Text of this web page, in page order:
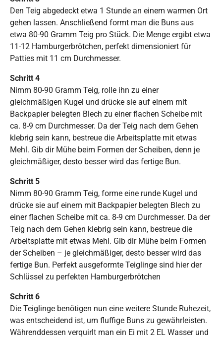
Den Teig abgedeckt etwa 1 Stunde an einem warmen Ort
gehen lassen. Anschließend formt man die Buns aus
etwa 80-90 Gramm Teig pro Stück. Die Menge ergibt etwa
11-12 Hamburgerbrötchen, perfekt dimensioniert für
Patties mit 11 cm Durchmesser.
Schritt 4
Nimm 80-90 Gramm Teig, rolle ihn zu einer
gleichmäßigen Kugel und drücke sie auf einem mit
Backpapier belegten Blech zu einer flachen Scheibe mit
ca. 8-9 cm Durchmesser. Da der Teig nach dem Gehen
klebrig sein kann, bestreue die Arbeitsplatte mit etwas
Mehl. Gib dir Mühe beim Formen der Scheiben, denn je
gleichmäßiger, desto besser wird das fertige Bun.
Schritt 5
Nimm 80-90 Gramm Teig, forme eine runde Kugel und
drücke sie auf einem mit Backpapier belegten Blech zu
einer flachen Scheibe mit ca. 8-9 cm Durchmesser. Da der
Teig nach dem Gehen klebrig sein kann, bestreue die
Arbeitsplatte mit etwas Mehl. Gib dir Mühe beim Formen
der Scheiben – je gleichmäßiger, desto besser wird das
fertige Bun. Perfekt ausgeformte Teiglinge sind hier der
Schlüssel zu perfekten Hamburgerbrötchen
Schritt 6
Die Teiglinge benötigen nun eine weitere Stunde Ruhezeit,
was entscheidend ist, um fluffige Buns zu gewährleisten.
Währenddessen verquirlt man ein Ei mit 2 EL Wasser und